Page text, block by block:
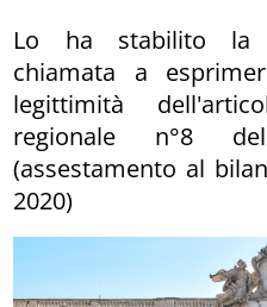
Lo ha stabilito la
chiamata a
legittimità
regionale n°8
(assestamento al
2020)